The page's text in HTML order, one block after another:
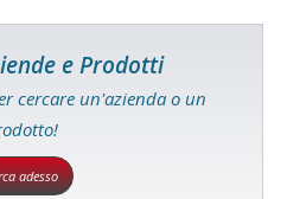
e Prodotti
cercare un'azienda o un
adesso